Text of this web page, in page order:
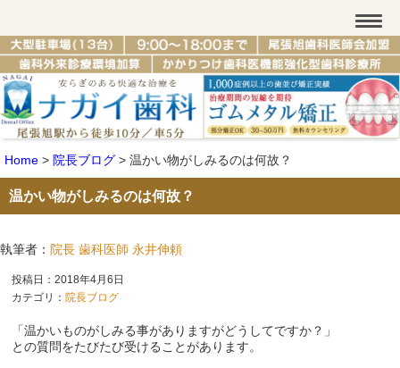
Home > 院長ブログ > 温かい物がしみるのは何故？
温かい物がしみるのは何故？
執筆者： 院長 歯科医師 永井伸頼
投稿日：2018年4月6日
カテゴリ： 院長ブログ
「温かいものがしみる事がありますがどうしてですか？」
との質問をたびたび受けることがあります。